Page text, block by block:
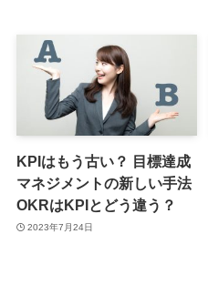
KPIはもう古い？ 目標達成
マネジメントの新しい手法
OKRはKPIとどう違う？
2023年7月24日